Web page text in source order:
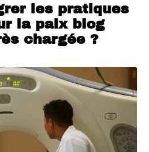
les pratiques
la paix blog
chargée ?